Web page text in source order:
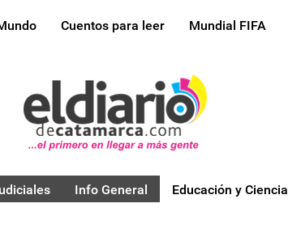
Cuentos para leer Mundial FIFA
Info General Educación y Ciencia